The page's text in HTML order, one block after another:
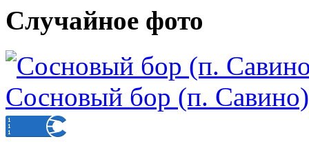
Случайное фото
Сосновый бор (п. Савино)